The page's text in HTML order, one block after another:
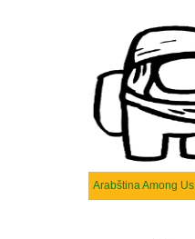
Arabština Among Us